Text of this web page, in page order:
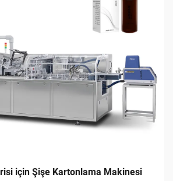
için Şişe Kartonlama Makinesi